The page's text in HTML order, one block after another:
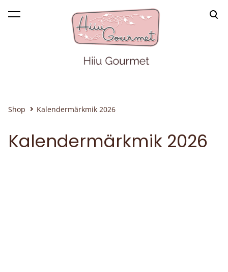
was added to the cart. View cart
Shop Kalendermärkmik 2026
Kalendermärkmik 2026